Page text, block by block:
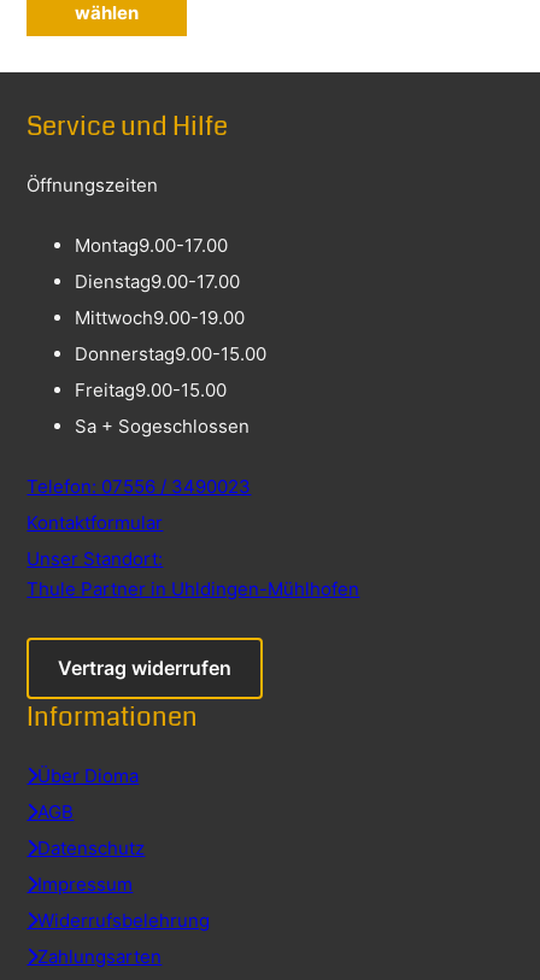
wählen
Service und Hilfe
Öffnungszeiten
Montag9.00-17.00
Dienstag9.00-17.00
Mittwoch9.00-19.00
Donnerstag9.00-15.00
Freitag9.00-15.00
Sa + Sogeschlossen
Telefon: 07556 / 3490023
Kontaktformular
Unser Standort:
Thule Partner in Uhldingen-Mühlhofen
Vertrag widerrufen
Informationen
Über Dioma
AGB
Datenschutz
Impressum
Widerrufsbelehrung
Zahlungsarten